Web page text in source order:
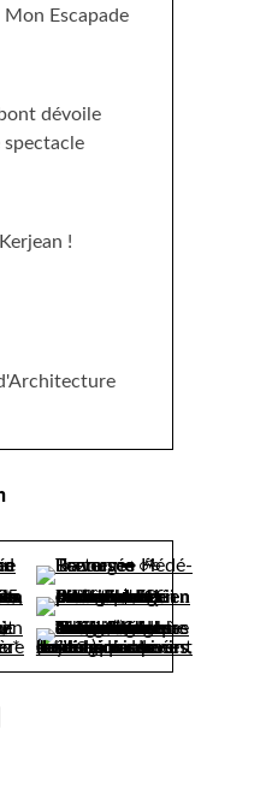
Mon Escapade
dévoile
spectacle
!